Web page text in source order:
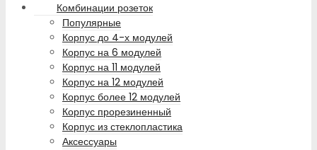
Комбинации розеток
Популярные
Корпус до 4-х модулей
Корпус на 6 модулей
Корпус на 11 модулей
Корпус на 12 модулей
Корпус более 12 модулей
Корпус прорезиненный
Корпус из стеклопластика
Аксессуары